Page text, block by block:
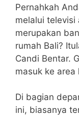
Pernahkah
melalui televisi
merupakan
rumah Bali?
Candi Bentar.
masuk ke area
Di bagian
ini, biasanya